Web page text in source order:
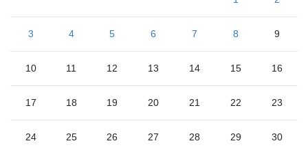
3 4 5 6 7 8 9
10 11 12 13 14 15 16
17 18 19 20 21 22 23
24 25 26 27 28 29 30